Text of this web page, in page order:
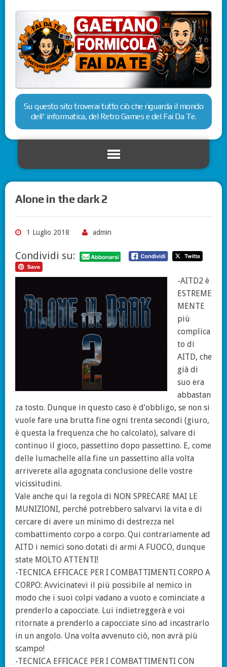
Su questo sito troverai tutto ciò che riguarda il mondo
dell' informatica, del Retro Games e del Fai Da Te.
Alone in the dark 2
1 Luglio 2018 admin
Condividi su:
-AITD2 è
ESTREME
MENTE
più
complica
to di
AITD, che
già di
suo era
abbastan
za tosto. Dunque in questo caso è d’obbligo, se non si
vuole fare una brutta fine ogni trenta secondi (giuro,
è questa la frequenza che ho calcolato), salvare di
continuo il gioco, passettino dopo passettino. E, come
delle lumachelle alla fine un passettino alla volta
arriverete alla agognata conclusione delle vostre
vicissitudini.
Vale anche qui la regola di NON SPRECARE MAI LE
MUNIZIONI, perché potrebbero salvarvi la vita e di
cercare di avere un minimo di destrezza nel
combattimento corpo a corpo. Qui contrariamente ad
AITD i nemici sono dotati di armi A FUOCO, dunque
state MOLTO ATTENTI!
-TECNICA EFFICACE PER I COMBATTIMENTI CORPO A
CORPO: Avvicinatevi il più possibile al nemico in
modo che i suoi colpi vadano a vuoto e cominciate a
prenderlo a capocciate. Lui indietreggerà e voi
ritornate a prenderlo a capocciate sino ad incastrarlo
in un angolo. Una volta avvenuto ciò, non avrà più
scampo!
-TECNICA EFFICACE PER I COMBATTIMENTI CON